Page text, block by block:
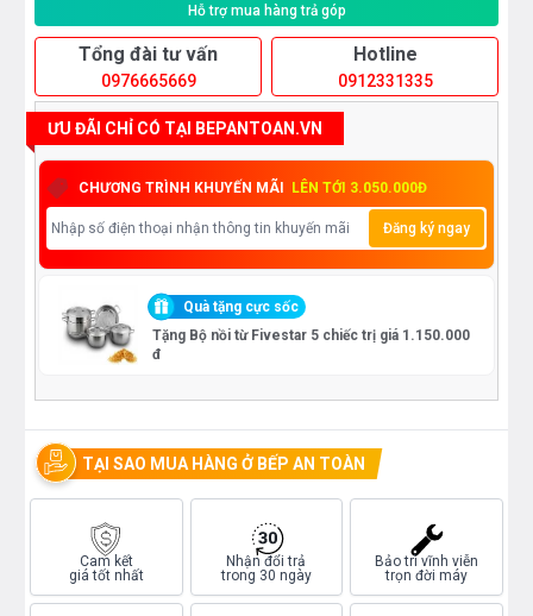
Hỗ trợ mua hàng trả góp
Tổng đài tư vấn
0976665669
Hotline
0912331335
ƯU ĐÃI CHỈ CÓ TẠI BEPANTOAN.VN
CHƯƠNG TRÌNH KHUYẾN MÃI LÊN TỚI 3.050.000Đ
Đăng ký ngay
Quà tặng cực sốc
Tặng Bộ nồi từ Fivestar 5 chiếc trị giá 1.150.000
đ
TẠI SAO MUA HÀNG Ở BẾP AN TOÀN
Cam kết
giá tốt nhất
Nhận đổi trả
trong 30 ngày
Bảo trì vĩnh viễn
trọn đời máy